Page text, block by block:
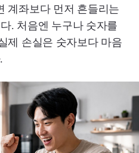
계좌보다 먼저 흔들리는
. 처음엔 누구나 숫자를
제 손실은 숫자보다 마음